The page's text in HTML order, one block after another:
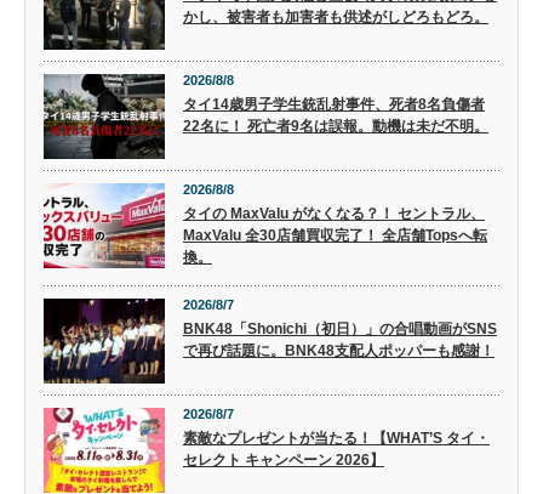
かし、被害者も加害者も供述がしどろもどろ。
2026/8/8
タイ14歳男子学生銃乱射事件、死者8名負傷者
22名に！ 死亡者9名は誤報。動機は未だ不明。
2026/8/8
タイの MaxValu がなくなる？！ セントラル、
MaxValu 全30店舗買収完了！ 全店舗Topsへ転
換。
2026/8/7
BNK48「Shonichi（初日）」の合唱動画がSNS
で再び話題に。BNK48支配人ポッパーも感謝！
2026/8/7
素敵なプレゼントが当たる！【WHAT’S タイ・
セレクト キャンペーン 2026】